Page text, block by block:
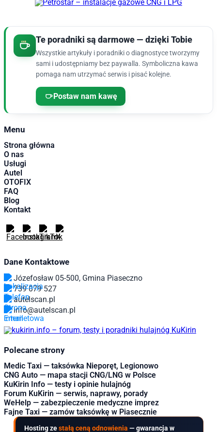
Te poradniki są darmowe — dzięki Tobie
Wszystkie artykuły i poradniki o diagnostyce tworzymy
sami i udostępniamy bez paywalla. Symboliczna kawa
pomaga nam utrzymać serwis i pisać kolejne.
Postaw nam kawę
Menu
Strona główna
O nas
Usługi
Autel
OTOFIX
FAQ
Blog
Kontakt
Dane Kontaktowe
Józefosław 05-500, Gmina Piaseczno
739 079 527
autelscan.pl
info@autelscan.pl
Polecane strony
Medic Taxi — taksówka Nieporęt, Legionowo
CNG Auto — mapa stacji CNG/LNG w Polsce
KuKirin Info — testy i opinie hulajnóg
Forum KuKirin — serwis, naprawy, porady
WeHelp — zabezpieczenie medyczne imprez
Fajne Taxi — zamów taksówkę w Piasecznie
Hosting zestałą ceną odnowienia — gwarancja w